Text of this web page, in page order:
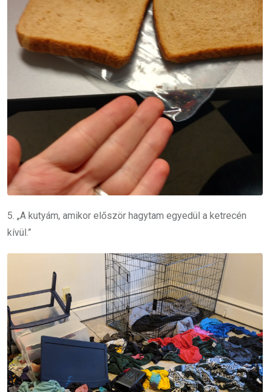
5. „A kutyám, amikor először hagytam egyedül a ketrecén
kívül.”